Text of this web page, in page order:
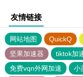
友情链接
网站地图 QuickQ
坚果加速器
tiktok加
免费vqn外网加速
小